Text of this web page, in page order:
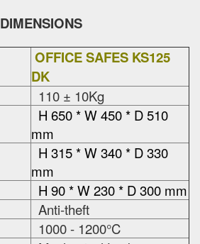
DIMENSIONS
OFFICE SAFES KS125
DK
110 ± 10Kg
H 650 * W 450 * D 510
mm
H 315 * W 340 * D 330
mm
H 90 * W 230 * D 300 mm
Anti-theft
1000 - 1200°C